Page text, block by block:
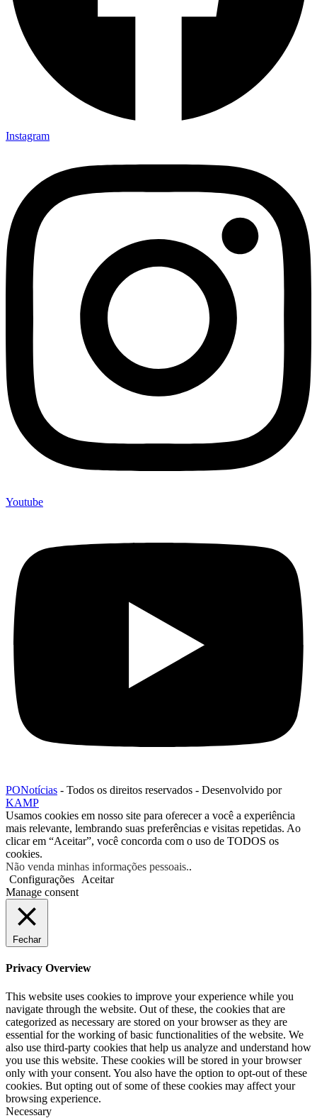
Instagram
Youtube
PONotícias - Todos os direitos reservados - Desenvolvido por
KAMP
Usamos cookies em nosso site para oferecer a você a experiência
mais relevante, lembrando suas preferências e visitas repetidas. Ao
clicar em “Aceitar”, você concorda com o uso de TODOS os
cookies.
Não venda minhas informações pessoais..
Configurações
Aceitar
Manage consent
Fechar
Privacy Overview
This website uses cookies to improve your experience while you
navigate through the website. Out of these, the cookies that are
categorized as necessary are stored on your browser as they are
essential for the working of basic functionalities of the website. We
also use third-party cookies that help us analyze and understand how
you use this website. These cookies will be stored in your browser
only with your consent. You also have the option to opt-out of these
cookies. But opting out of some of these cookies may affect your
browsing experience.
Necessary